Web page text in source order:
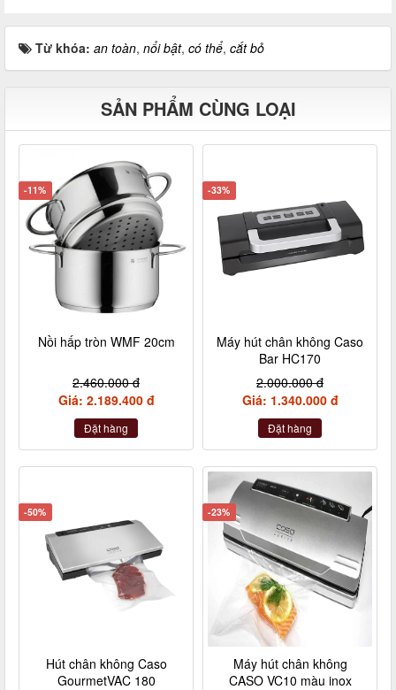
Từ khóa: an toàn, nổi bật, có thể, cắt bỏ
SẢN PHẨM CÙNG LOẠI
-11%
Nồi hấp tròn WMF 20cm
2.460.000 đ
Giá: 2.189.400 đ
Đặt hàng
-33%
Máy hút chân không Caso
Bar HC170
2.000.000 đ
Giá: 1.340.000 đ
Đặt hàng
-50%
Hút chân không Caso
GourmetVAC 180
-23%
Máy hút chân không
CASO VC10 màu inox